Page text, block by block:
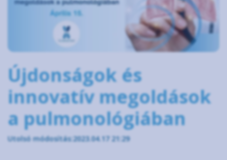
Újdonságok és
innovatív megoldások
a pulmonológiában
Utolsó módosítás:2023.04.17 21:29